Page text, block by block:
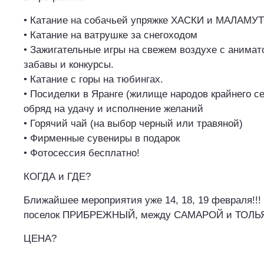
• Катание на собачьей упряжке ХАСКИ и
• Катание на ватрушке за снегоходом
• Зажигательные игры на свежем воздухе с
забавы и конкурсы.
• Катание с горы на тюбингах.
• Посиделки в Яранге (жилище народов крайнего
обряд на удачу и исполнение желаний
• Горячий чай (на выбор черный или травяной)
• Фирменные сувениры в подарок
• Фотосессия бесплатно!
КОГДА и ГДЕ?
Ближайшее мероприятия уже 14, 18, 19 февраля!!!
поселок ПРИБРЕЖНЫЙ, между САМАРОЙ и
ЦЕНА?